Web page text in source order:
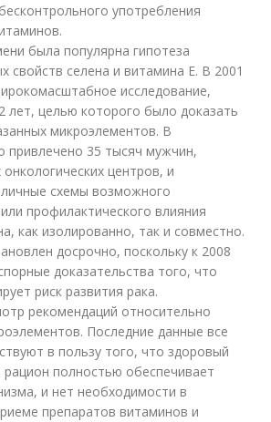
употребления
была популярна гипотеза
свойств селена и витамина Е. В 2001
исследование,
лет, целью которого было доказать
микроэлементов. В
привлечено 35 тысяч мужчин,
центров, и
схемы возможного
профилактического влияния
как изолированно, так и совместно.
досрочно, поскольку к 2008
доказательства того, что
риск развития рака.
рекомендаций относительно
Последние данные все
в пользу того, что здоровый
рацион полностью обеспечивает
и нет необходимости в
препаратов витаминов и